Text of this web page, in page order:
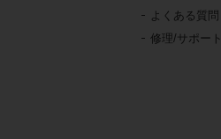
よくある質問
修理/サポート